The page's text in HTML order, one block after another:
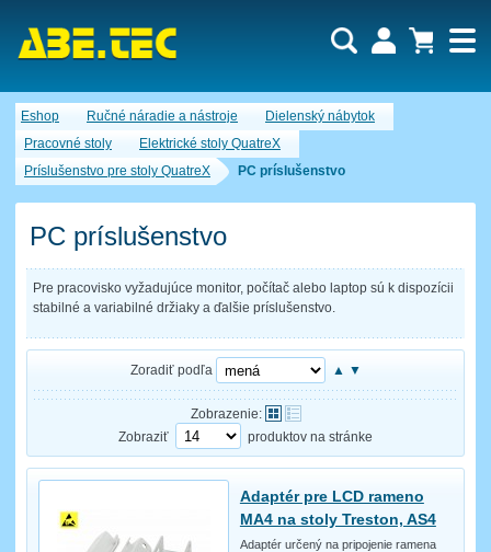
Eshop Ručné náradie a nástroje
Dielenský nábytok
Pracovné stoly
Elektrické stoly QuatreX
Príslušenstvo pre stoly QuatreX
PC príslušenstvo
PC príslušenstvo
Pre pracovisko vyžadujúce monitor, počítač alebo laptop sú k dispozícii
stabilné a variabilné držiaky a ďalšie príslušenstvo.
Zoradiť podľa ▲ ▼
Zobrazenie:
Zobraziť
produktov na stránke
Adaptér pre LCD rameno
MA4 na stoly Treston, AS4
Adaptér určený na pripojenie ramena
Dopytový košík je prázdny!